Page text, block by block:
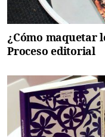
¿Cómo maquetar
Proceso editorial